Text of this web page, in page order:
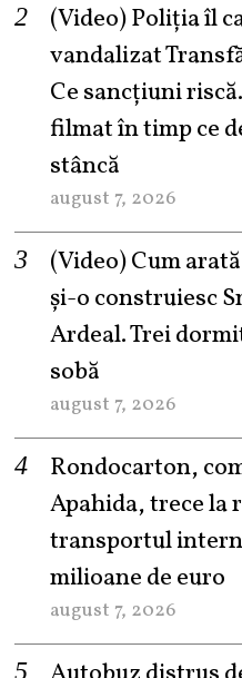
(Video) Poliția îl
vandalizat
Ce sancțiuni
filmat în timp ce
stâncă
august 7, 2026
(Video) Cum
şi-o construiesc
Ardeal. Trei
sobă
august 7, 2026
Rondocarton,
Apahida, trece la
transportul
milioane de euro
august 7, 2026